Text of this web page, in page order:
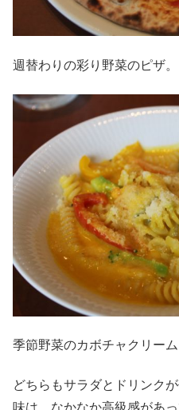
週替わりの彩り野菜のピザ。
季節野菜のカボチャクリー
どちらもサラダとドリンクが